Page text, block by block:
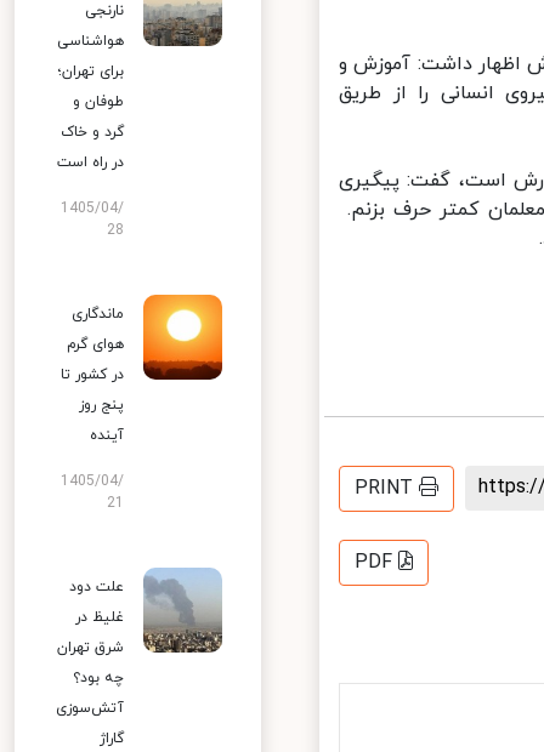
اظهار داشت: آموزش و
که ۵۰ درصد کمبود نیروی انسانی را از طریق
است، گفت: پیگیری
کمتر حرف بزنم.
PRINT
PDF
نارنجی
هواشناسی
برای تهران؛
طوفان و
گرد و خاک
در راه است
1405/04/
28
ماندگاری
هوای گرم
در کشور تا
پنج روز
آینده
1405/04/
علت دود
غلیظ در
شرق تهران
چه بود؟
آتش‌سوزی
گاراژ